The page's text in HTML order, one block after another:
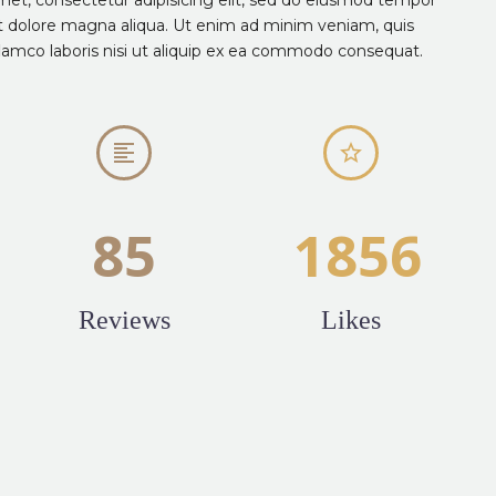
magna aliqua. Ut enim ad minim veniam, quis
laboris nisi ut aliquip ex ea commodo consequat.


85
Reviews


1856
Likes